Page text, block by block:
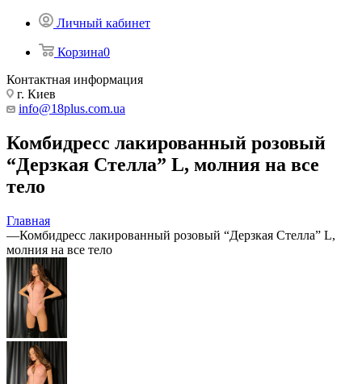
Личный кабинет
Корзина0
Контактная информация
г. Киев
info@18plus.com.ua
Комбидресс лакированный розовый
“Дерзкая Стелла” L, молния на все
тело
Главная
—Комбидресс лакированный розовый “Дерзкая Стелла” L,
молния на все тело